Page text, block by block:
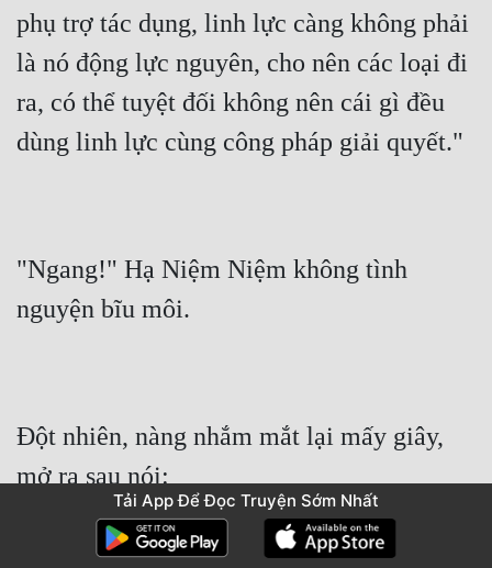
phụ trợ tác dụng, linh lực càng không phải
là nó động lực nguyên, cho nên các loại đi
ra, có thể tuyệt đối không nên cái gì đều
dùng linh lực cùng công pháp giải quyết."
"Ngang!" Hạ Niệm Niệm không tình
nguyện bĩu môi.
Đột nhiên, nàng nhắm mắt lại mấy giây,
mở ra sau nói:
Tải App Để Đọc Truyện Sớm Nhất